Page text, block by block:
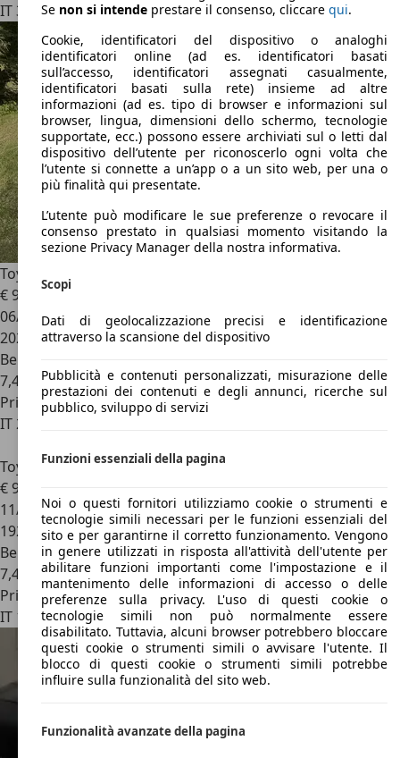
IT 36100 Vicenza
Toyota MR 2
€ 9.990
06/2000
202.000 km
Benzina
7,4 l/100 km (comb.)
Privato
IT 20900
Toyota MR 2MR2 Roadster 1.8 vvt-i
€ 9.400
11/2003
192.000 km
Benzina
7,4 l/100 km (comb.)
Privato
IT 10126Torino
Se non si intende prestare il consenso, cliccare qui.
Cookie, identificatori del dispositivo o analoghi
identificatori online (ad es. identificatori basati
sull’accesso, identificatori assegnati casualmente,
identificatori basati sulla rete) insieme ad altre
informazioni (ad es. tipo di browser e informazioni sul
browser, lingua, dimensioni dello schermo, tecnologie
supportate, ecc.) possono essere archiviati sul o letti dal
dispositivo dell’utente per riconoscerlo ogni volta che
l’utente si connette a un’app o a un sito web, per una o
più finalità qui presentate.
L’utente può modificare le sue preferenze o revocare il
consenso prestato in qualsiasi momento visitando la
sezione Privacy Manager della nostra informativa.
Scopi
Dati di geolocalizzazione precisi e identificazione
attraverso la scansione del dispositivo
Pubblicità e contenuti personalizzati, misurazione delle
prestazioni dei contenuti e degli annunci, ricerche sul
pubblico, sviluppo di servizi
Funzioni essenziali della pagina
Noi o questi fornitori utilizziamo cookie o strumenti e
tecnologie simili necessari per le funzioni essenziali del
sito e per garantirne il corretto funzionamento. Vengono
in genere utilizzati in risposta all'attività dell'utente per
abilitare funzioni importanti come l'impostazione e il
mantenimento delle informazioni di accesso o delle
preferenze sulla privacy. L'uso di questi cookie o
tecnologie simili non può normalmente essere
disabilitato. Tuttavia, alcuni browser potrebbero bloccare
questi cookie o strumenti simili o avvisare l'utente. Il
blocco di questi cookie o strumenti simili potrebbe
influire sulla funzionalità del sito web.
Funzionalità avanzate della pagina